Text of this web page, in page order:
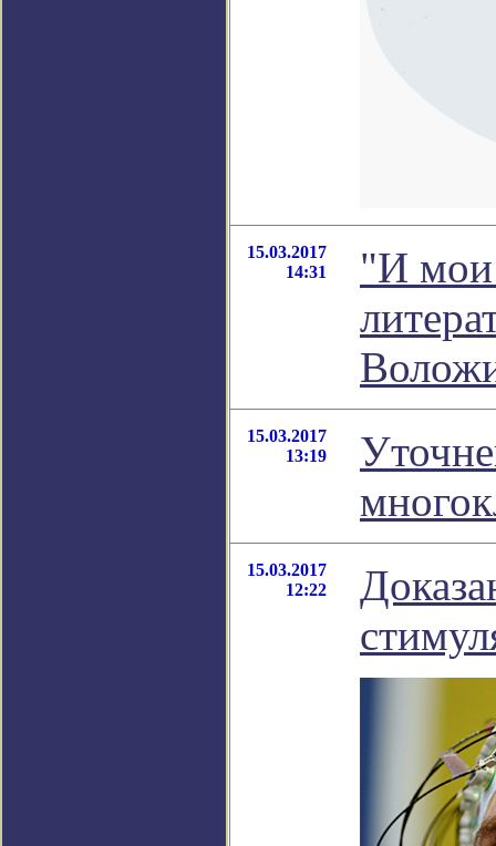
15.03.2017
14:31
"И мои
15.03.2017
13:19
15.03.2017
12:22